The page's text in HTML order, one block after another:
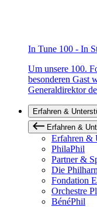
In Tune 100 - In
Um unsere 100.
besonderen Gast
Generaldirektor
Erfahren &
Erfahren &
Erfahren &
PhilaPhil
Partner &
Die
Fondation
Orchestre
BénéPhil